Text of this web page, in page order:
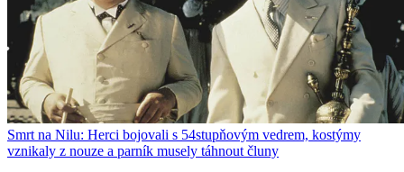
Smrt na Nilu: Herci bojovali s 54stupňovým vedrem, kostýmy
vznikaly z nouze a parník musely táhnout čluny